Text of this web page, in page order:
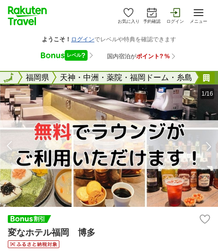
お気に入り 予約確認 ログイン メニュー
全国福岡県 天神・中洲・薬院・福岡ドーム・糸島
全国
1/16
変なホテル福岡 博多